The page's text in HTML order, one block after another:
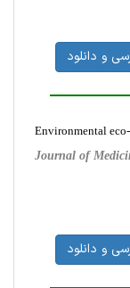
و دانلود
Environmental
Journal of
و دانلود